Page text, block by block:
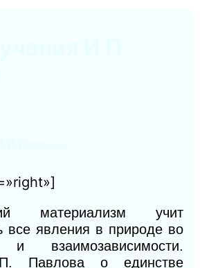
материализм учит
все явления в природе во
и взаимозависимости.
Павлова о единстве